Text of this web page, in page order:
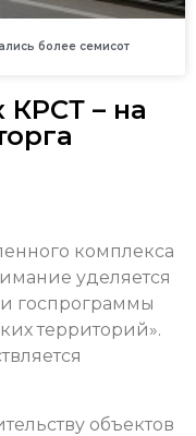
более семисот
КРСТ – на
комплекса
уделяется
госпрограммы
территорий».
объектов